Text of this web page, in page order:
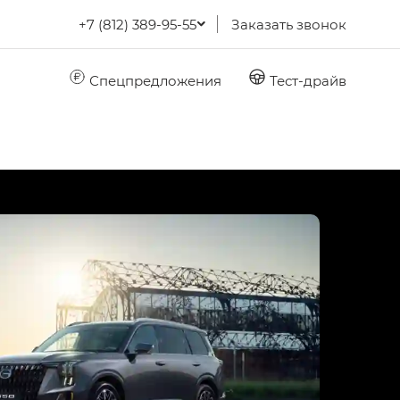
+7 (812) 389-95-55 Заказать звонок
Спецпредложения Тест-драйв